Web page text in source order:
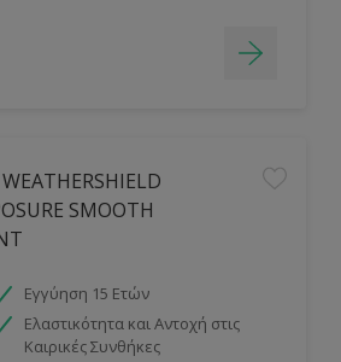
SMOOTH
Εγγύηση 15 Ετών
Ελαστικότητα και Αντοχή στις
Καιρικές Συνθήκες